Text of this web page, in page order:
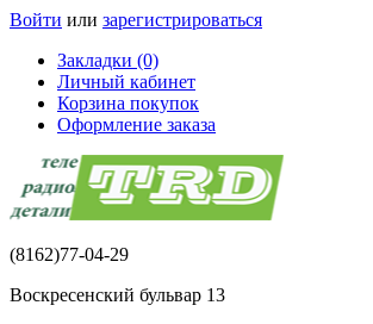
Войти или зарегистрироваться
Закладки (0)
Личный кабинет
Корзина покупок
Оформление заказа
(8162)77-04-29
Воскресенский бульвар 13